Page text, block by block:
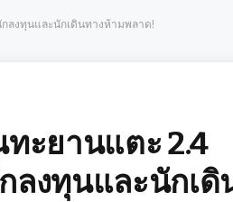
ลงทุนและนักเดินทางห้ามพลาด!
ทะยานแตะ 2.4
ลงทุนและนักเดิ